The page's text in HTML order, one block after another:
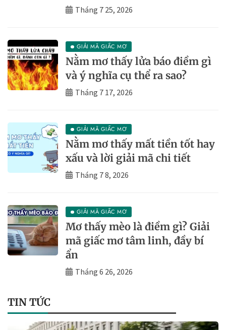
Tháng 7 25, 2026
GIẢI MÃ GIẤC MƠ
Nằm mơ thấy lửa báo điềm gì
và ý nghĩa cụ thể ra sao?
Tháng 7 17, 2026
GIẢI MÃ GIẤC MƠ
Nằm mơ thấy mất tiền tốt hay
xấu và lời giải mã chi tiết
Tháng 7 8, 2026
GIẢI MÃ GIẤC MƠ
Mơ thấy mèo là điềm gì? Giải
mã giấc mơ tâm linh, đầy bí
ẩn
Tháng 6 26, 2026
TIN TỨC